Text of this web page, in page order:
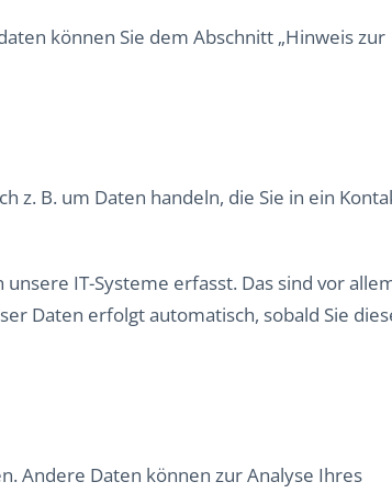
können Sie dem Abschnitt „Hinweis zur
z. B. um Daten handeln, die Sie in ein
IT-Systeme erfasst. Das sind vor
Daten erfolgt automatisch, sobald Sie
Andere Daten können zur Analyse Ihres